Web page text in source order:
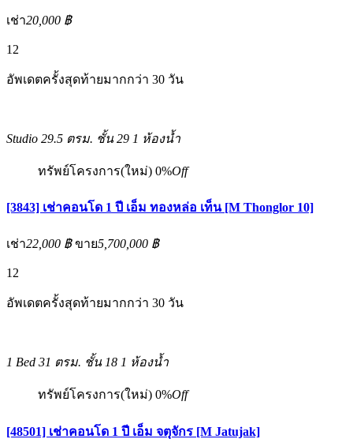
เช่า20,000 ฿
12
อัพเดตครั้งสุดท้ายมากกว่า 30 วัน
Studio 29.5 ตรม. ชั้น 29 1 ห้องน้ำ
ทรัพย์โครงการ(ใหม่) 0%Off
[3843] เช่าคอนโด 1 ปี เอ็ม ทองหล่อ เท็น [M Thonglor 10]
เช่า22,000 ฿ ขาย5,700,000 ฿
12
อัพเดตครั้งสุดท้ายมากกว่า 30 วัน
1 Bed 31 ตรม. ชั้น 18 1 ห้องน้ำ
ทรัพย์โครงการ(ใหม่) 0%Off
[48501] เช่าคอนโด 1 ปี เอ็ม จตุจักร [M Jatujak]